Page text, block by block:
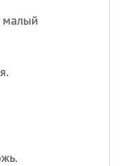
всех
книголюбов (Book
именины